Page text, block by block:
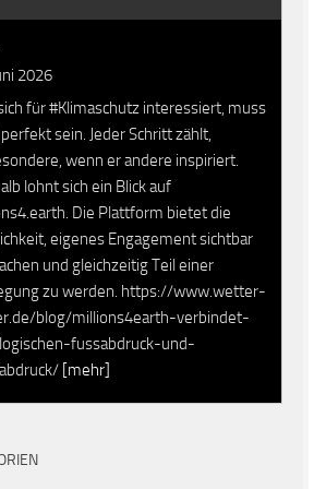
2026
für #Klimaschutz interessiert, muss
sein. Jeder Schritt zählt,
wenn er andere inspiriert.
lohnt sich ein Blick auf
Die Plattform bietet die
eigenes Engagement sichtbar
und gleichzeitig Teil einer
zu werden. https://www.wetter-
blog/millions4earth-verbindet-
fussabdruck-und-
[mehr]